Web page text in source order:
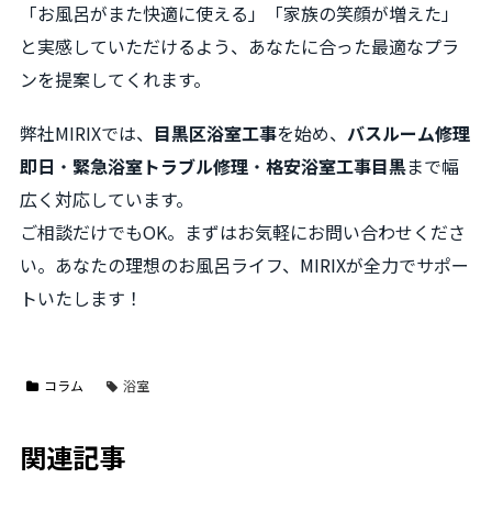
「お風呂がまた快適に使える」「家族の笑顔が増えた」
と実感していただけるよう、あなたに合った最適なプラ
ンを提案してくれます。
弊社MIRIXでは、 目黒区浴室工事を始め、 バスルーム修理
即日 ・ 緊急浴室トラブル修理 ・ 格安浴室工事目黒まで幅
広く対応しています。
ご相談だけでもOK。まずはお気軽にお問い合わせくださ
い。あなたの理想のお風呂ライフ、MIRIXが全力でサポー
トいたします！
コラム 浴室
関連記事